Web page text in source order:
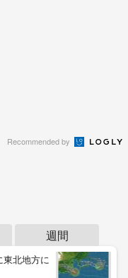
Recommended by
週間
東北地方に